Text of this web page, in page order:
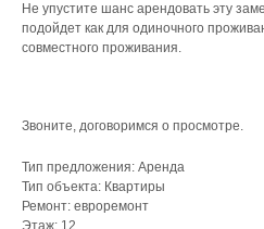
Не упустите шанс арендовать эту
подойдет как для одиночного
совместного проживания.
Звоните, договоримся о просмотре.
Тип предложения: Аренда
Тип объекта: Квартиры
Ремонт: евроремонт
Этаж: 12
Что мы делаем для
собственников?